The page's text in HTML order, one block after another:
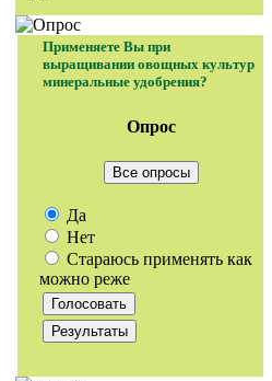
Применяете Вы при
выращивании овощных культур
минеральные удобрения?
Опрос
Все опросы
Да
Нет
Стараюсь применять как
можно реже